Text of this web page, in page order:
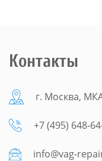
Контакты
г. Москва,
+7 (495) 648-
info@vag-